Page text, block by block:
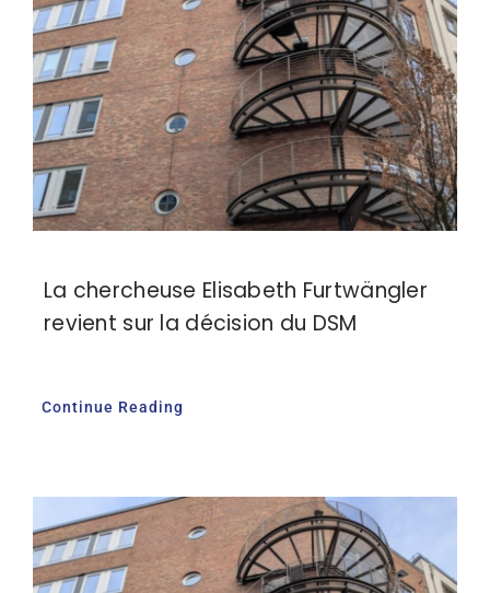
La chercheuse Elisabeth Furtwängler
revient sur la décision du DSM
Continue Reading